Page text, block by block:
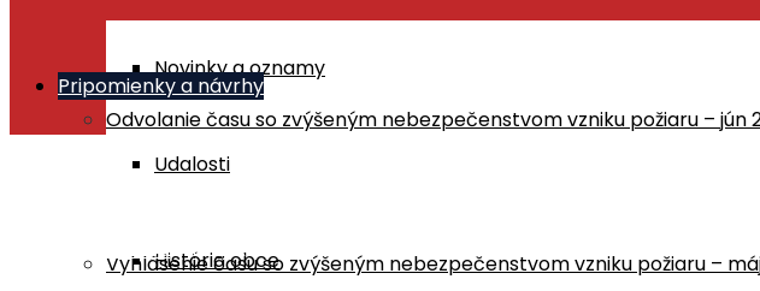
Odvolanie času so zvýšeným nebezpečenstvom vzniku požiaru – jún
Vyhlásenie času so zvýšeným nebezpečenstvom vzniku požiaru –
Novinky a oznamy
Udalosti
História obce
Pripomienky a návrhy
Samospráva Hlavný kontrolór obce